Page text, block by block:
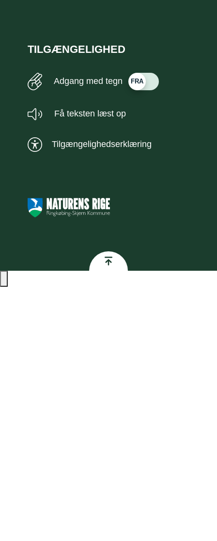
TILGÆNGELIGHED
Adgang med tegn
Få teksten læst op
Tilgængelighedserklæring